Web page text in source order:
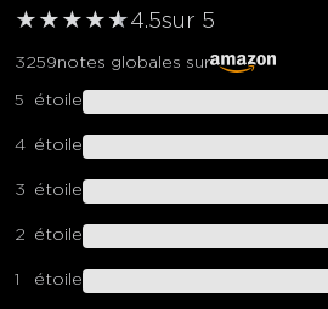
★ ★ ★ ★ ★
★4.5sur 5
3259notes globales sur
5 étoile
4 étoile
3 étoile
2 étoile
1 étoile